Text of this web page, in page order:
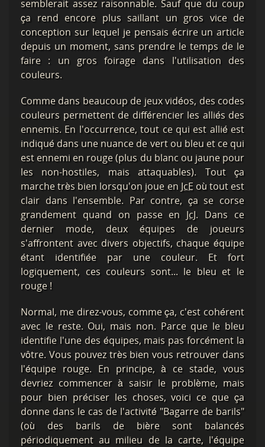
semblerait assez raisonnable. Sauf que du coup
ça rend encore plus saillant un gros vice de
conception sur lequel je pensais écrire un article
depuis un moment, sans prendre le temps de le
faire : un gros foirage dans l'utilisation des
couleurs.
Comme dans beaucoup de jeux vidéos, des codes
couleurs permettent de différencier les alliés des
ennemis. En l'occurrence, tout ce qui est allié est
indiqué dans une nuance de vert ou bleu et ce qui
est ennemi en rouge (plus du blanc ou jaune pour
les non-hostiles, mais attaquables). Tout ça
marche très bien lorsqu'on joue en JcE où tout est
clair dans l'ensemble. Par contre, ça se corse
grandement quand on passe en JcJ. Dans ce
dernier mode, deux équipes de joueurs
s'affrontent avec divers objectifs, chaque équipe
étant identifiée par une couleur. Et fort
logiquement, ces couleurs sont... le bleu et le
rouge !
Normal, me direz-vous, comme ça, c'est cohérent
avec le reste. Oui, mais non. Parce que le bleu
identifie l'une des équipes, mais pas forcément la
vôtre. Vous pouvez très bien vous retrouver dans
l'équipe rouge. En principe, à ce stade, vous
devriez commencer à saisir le problème, mais
pour bien préciser les choses, voici ce que ça
donne dans le cas de l'activité "Bagarre de barils"
(où des barils de bière sont balancés
périodiquement au milieu de la carte, l'équipe